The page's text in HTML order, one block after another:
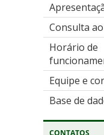
Consulta
Horário de
Equipe e
Base de